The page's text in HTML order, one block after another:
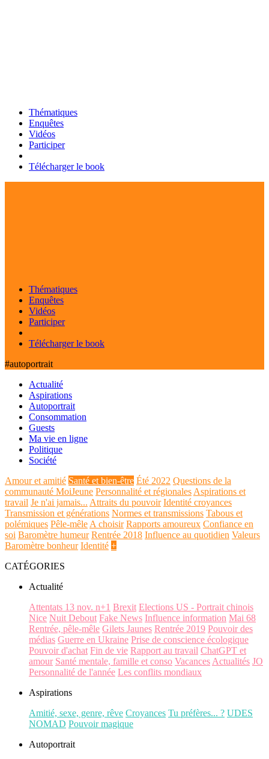
Thématiques
Enquêtes
Vidéos
Participer
Télécharger le book
Thématiques
Enquêtes
Vidéos
Participer
Télécharger le book
#autoportrait
Actualité
Aspirations
Autoportrait
Consommation
Guests
Ma vie en ligne
Politique
Société
Amour et amitié Santé et bien-être Été 2022 Questions de la
communauté MoiJeune Personnalité et régionales Aspirations et
travail Je n'ai jamais... Attraits du pouvoir Identité croyances
Transmission et générations Normes et transmissions Tabous et
polémiques Pêle-mêle A choisir Rapports amoureux Confiance en
soi Baromètre humeur Rentrée 2018 Influence au quotidien Valeurs
Baromètre bonheur Identité +
CATÉGORIES
Actualité
Attentats 13 nov. n+1 Brexit Elections US - Portrait chinois
Nice Nuit Debout Fake News Influence information Mai 68
Rentrée, pêle-mêle Gilets Jaunes Rentrée 2019 Pouvoir des
médias Guerre en Ukraine Prise de conscience écologique
Pouvoir d'achat Fin de vie Rapport au travail ChatGPT et
amour Santé mentale, famille et conso Vacances Actualités JO
Personnalité de l'année Les conflits mondiaux
Aspirations
Amitié, sexe, genre, rêve Croyances Tu préfères... ? UDES
NOMAD Pouvoir magique
Autoportrait